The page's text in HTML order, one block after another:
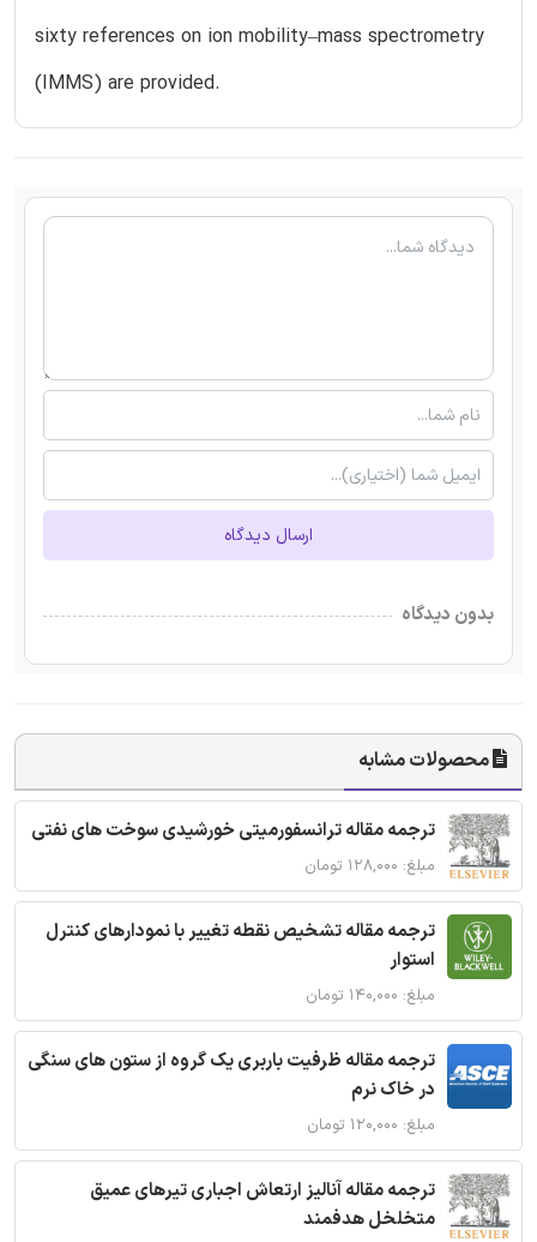
sixty references on ion mobility–mass spectrometry
(IMMS) are provided.
ارسال دیدگاه
بدون دیدگاه
محصولات مشابه
ترجمه مقاله ترانسفورمیتی خورشیدی سوخت های نفتی
مبلغ: ۱۲۸,۰۰۰ تومان
ترجمه مقاله تشخیص نقطه تغییر با نمودارهای کنترل
استوار
مبلغ: ۱۴۰,۰۰۰ تومان
ترجمه مقاله ظرفیت باربری یک گروه از ستون های سنگی
در خاک نرم
مبلغ: ۱۲۰,۰۰۰ تومان
ترجمه مقاله آنالیز ارتعاش اجباری تیرهای عمیق
متخلخل هدفمند